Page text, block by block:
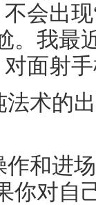
会出
。我最
面射
法术的
和进
你对自